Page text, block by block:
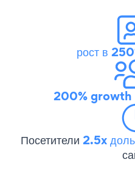
рост в
200% growth
Посетители 2.5x